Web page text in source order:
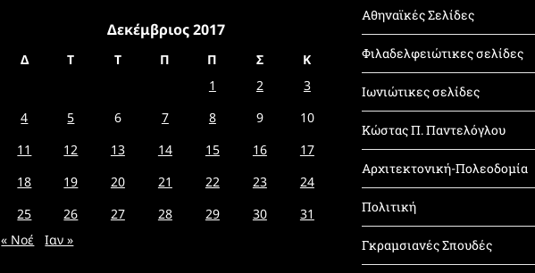
Δεκέμβριος 2017
Δ Τ Τ Π Π Σ
Κ
1
2
3
4
5 6 7 8 9
10
11
12 13 14 15 16
17
18
19 20 21 22 23
24
25
26 27 28 29 30
31
« Νοέ
Ιαν »
Αθηναϊκές Σελίδες
Φιλαδελφειώτικες σελίδες
Ιωνιώτικες σελίδες
Κώστας Π. Παντελόγλου
Αρχιτεκτονική-Πολεοδομία
Πολιτική
Γκραμσιανές Σπουδές